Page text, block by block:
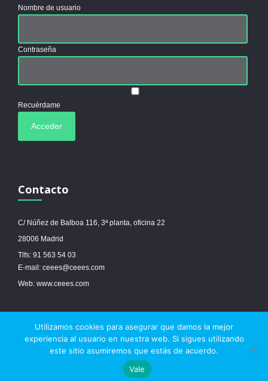
Nombre de usuario
Contraseña
Recuérdame
Contacto
C/ Núñez de Balboa 116, 3ª planta, oficina 22
28006 Madrid
Tlfs: 91 563 54 03
E-mail: ceees@ceees.com
Web: www.ceees.com
© 2017 Ceees - Sitio web desarrollado por espa.es-Aviso legal -Política de
Utilizamos cookies para asegurar que damos la mejor
experiencia al usuario en nuestra web. Si sigues utilizando
este sitio asumiremos que estás de acuerdo.
Vale